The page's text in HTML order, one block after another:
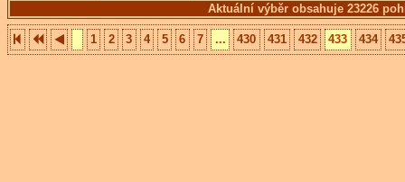
Aktuální výběr obsahuje 23226
1 2 3 4 5 6 7 ... 430 431 432 433 434